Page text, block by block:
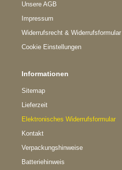
Unsere AGB
Impressum
Widerrufsrecht & Widerrufsformular
Cookie Einstellungen
Informationen
Sitemap
Lieferzeit
Elektronisches Widerrufsformular
Kontakt
Verpackungshinweise
Batteriehinweis